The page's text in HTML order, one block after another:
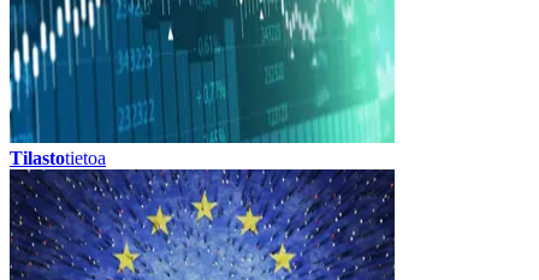
Tilastotietoa